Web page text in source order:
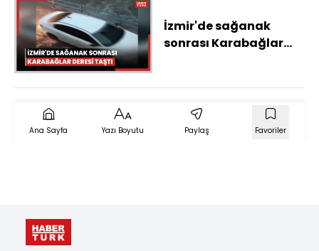
İzmir'de sağanak
sonrası Karabağlar
Ana Sayfa Yazı Boyutu Paylaş Favoriler